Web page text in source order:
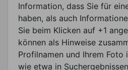
Information, dass Sie für
haben, als auch
Sie beim Klicken auf +1
können als Hinweise
Profilnamen und Ihrem Foto
wie etwa in